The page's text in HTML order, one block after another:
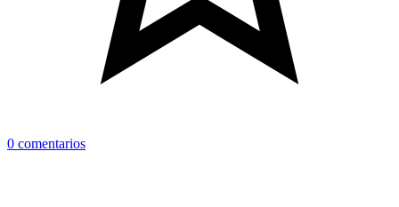
0 comentarios